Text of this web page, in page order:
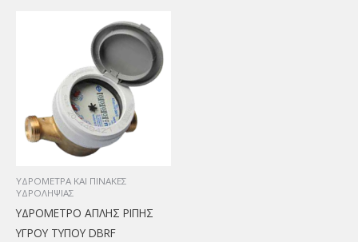
ΥΔΡΟΜΕΤΡΑ ΚΑΙ ΠΙΝΑΚΕΣ
ΥΔΡΟΛΗΨΙΑΣ
ΥΔΡΟΜΕΤΡΟ ΑΠΛΗΣ ΡΙΠΗΣ
ΥΓΡΟΥ ΤΥΠΟΥ DBRF